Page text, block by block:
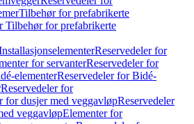
Tilbehør for prefabrikerte
Tilbehør for prefabrikerte
Reservedeler for
for servanterReservedeler for
elementerReservedeler for Bidé-
Reservedeler for
for dusjer med veggavløpReservedeler
veggavløpElementer for